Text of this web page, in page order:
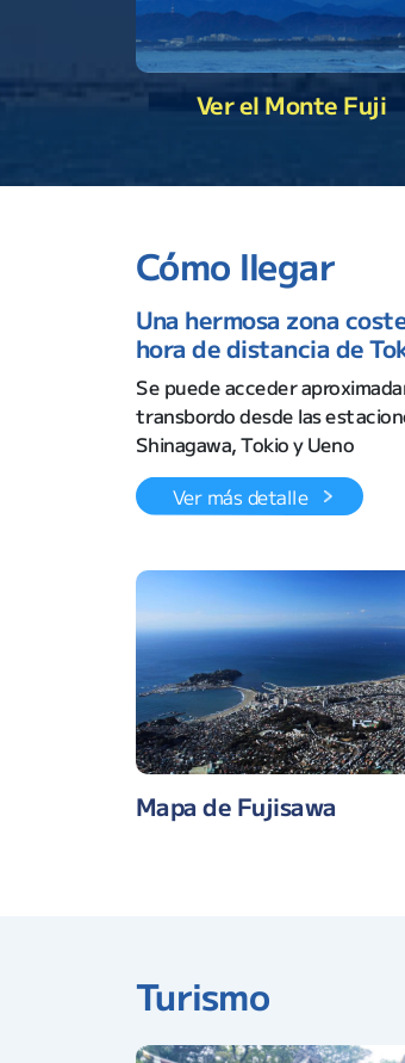
Ver el Monte Fuji
Cómo llegar
Una hermosa zona
hora de distancia de
Se puede acceder
transbordo desde las
Shinagawa, Tokio y Ueno
Ver más detalle
Mapa de Fujisawa
Turismo